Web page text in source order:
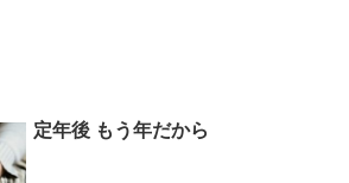
定年後 もう年だから